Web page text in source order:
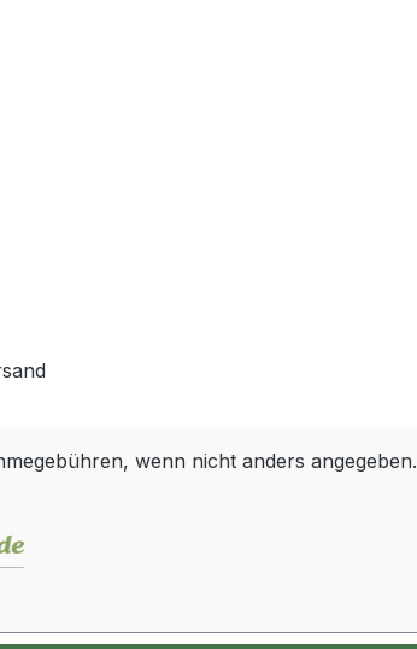
wenn nicht anders angegeben.